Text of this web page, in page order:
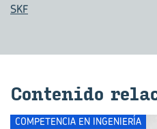
SKF
Con­te­ni­do
COMPETENCIA EN INGENIERÍA